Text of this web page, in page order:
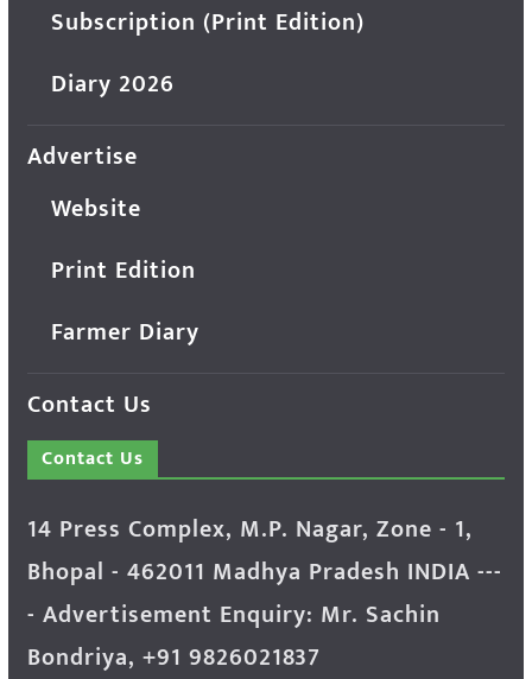
Subscription (Print Edition)
Diary 2026
Advertise
Website
Print Edition
Farmer Diary
Contact Us
Contact Us
14 Press Complex, M.P. Nagar, Zone - 1,
Bhopal - 462011 Madhya Pradesh INDIA ---
- Advertisement Enquiry: Mr. Sachin
Bondriya, +91 9826021837